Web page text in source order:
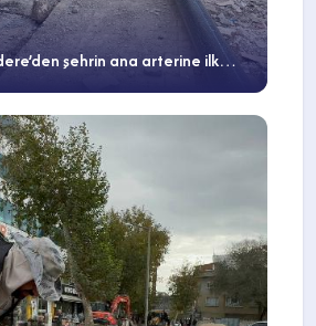
şehrin ana arterine ilk